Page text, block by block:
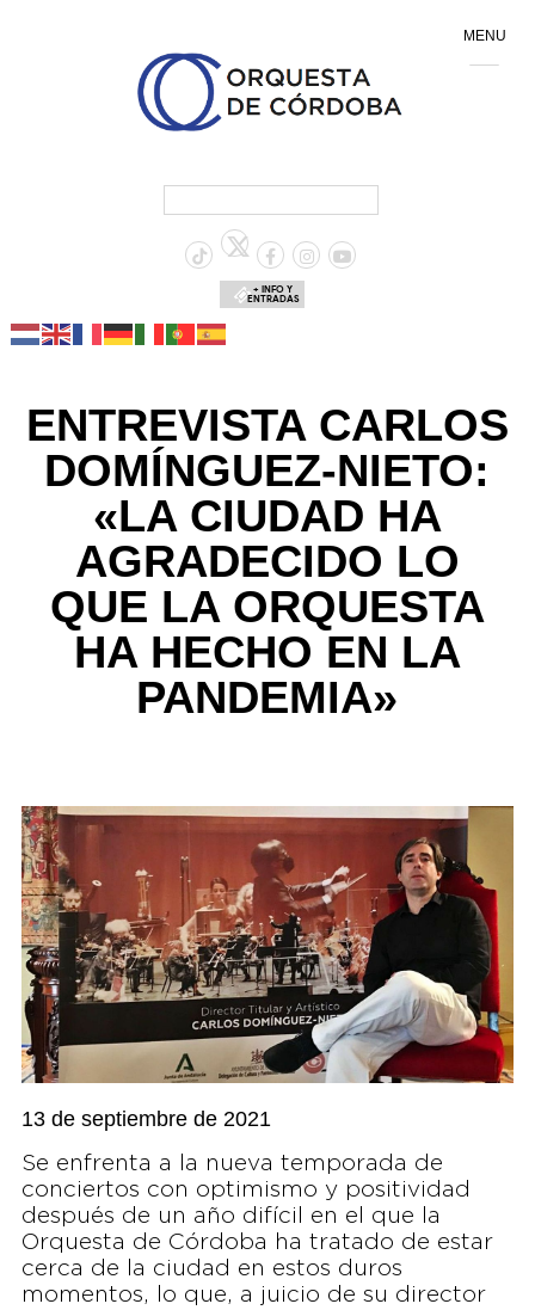
+ INFO Y
ENTRADAS
ENTREVISTA CARLOS
DOMÍNGUEZ-NIETO:
«LA CIUDAD HA
AGRADECIDO LO
QUE LA ORQUESTA
HA HECHO EN LA
PANDEMIA»
13 de septiembre de 2021
Se enfrenta a la nueva temporada de
conciertos con optimismo y positividad
después de un año difícil en el que la
Orquesta de Córdoba ha tratado de estar
cerca de la ciudad en estos duros
momentos, lo que, a juicio de su director
MENU